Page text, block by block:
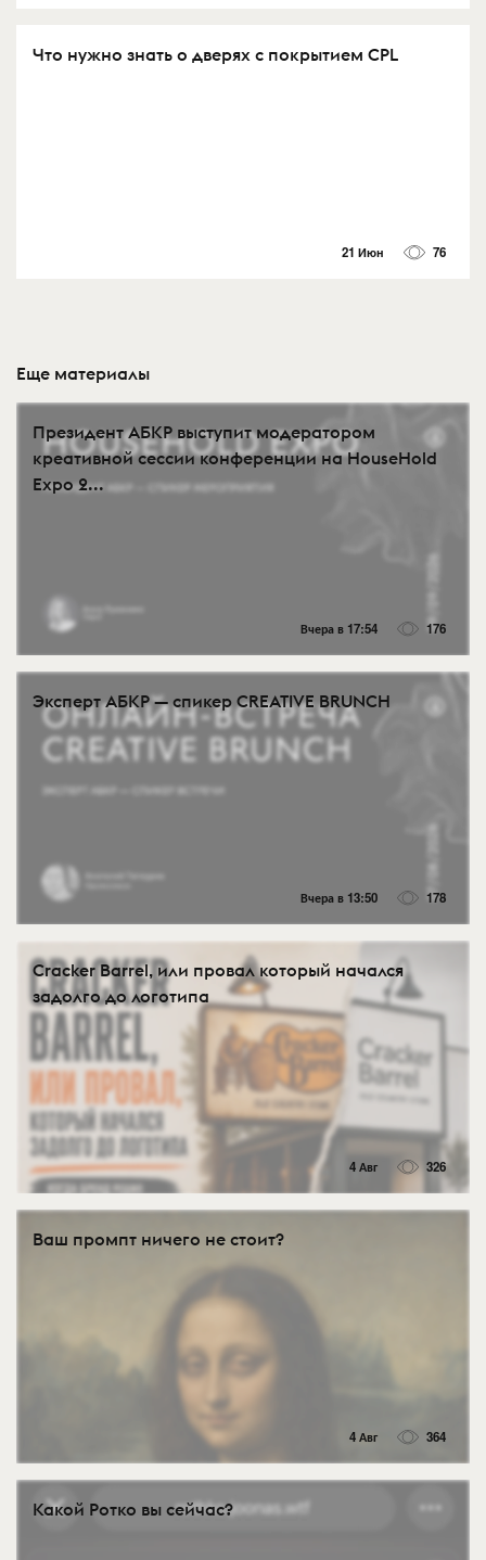
Что нужно знать о дверях с покрытием CPL
21 Июн 76
Еще материалы
Президент АБКР выступит модератором
креативной сессии конференции на HouseHold
Expo 2...
Вчера в 17:54 176
Эксперт АБКР — спикер CREATIVE BRUNCH
Вчера в 13:50 178
Cracker Barrel, или провал который начался
задолго до логотипа
4 Авг 326
Ваш промпт ничего не стоит?
4 Авг 364
Какой Ротко вы сейчас?